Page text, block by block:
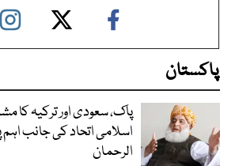
پاکستان
پاک، سعودی اور ترکیہ کا
اسلامی اتحاد کی جانب
الرحمان